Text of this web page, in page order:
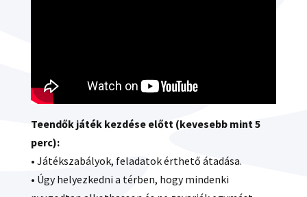
Teendők játék kezdése előtt (kevesebb mint 5
perc):
• Játékszabályok, feladatok érthető átadása.
• Úgy helyezkedni a térben, hogy mindenki